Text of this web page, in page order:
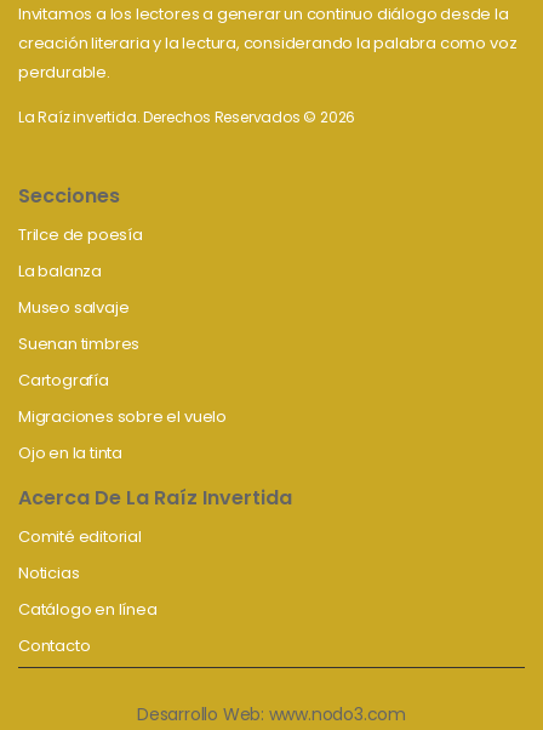
Invitamos a los lectores a generar un continuo diálogo desde la
creación literaria y la lectura, considerando la palabra como voz
perdurable.
La Raíz invertida. Derechos Reservados © 2026
Secciones
Trilce de poesía
La balanza
Museo salvaje
Suenan timbres
Cartografía
Migraciones sobre el vuelo
Ojo en la tinta
Acerca De La Raíz Invertida
Comité editorial
Noticias
Catálogo en línea
Contacto
Desarrollo Web: www.nodo3.com